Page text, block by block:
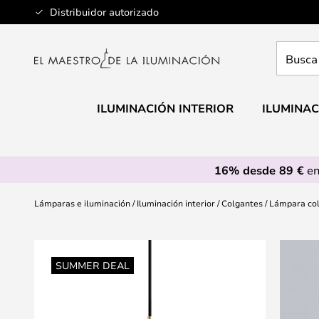
Distribuidor autorizado
Ir
al
aquí
ILUMINACIÓN INTERIOR
16% desde 89 €
Lámparas e iluminación Iluminación interior Colgantes Lámpara
SUMMER DEAL